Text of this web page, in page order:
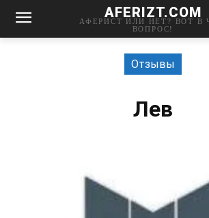
AFERIZT.COM
АФЕРИСТ ИЛИ НЕТ? ВОТ В
ВОПРОС!
Отзывы
Лев